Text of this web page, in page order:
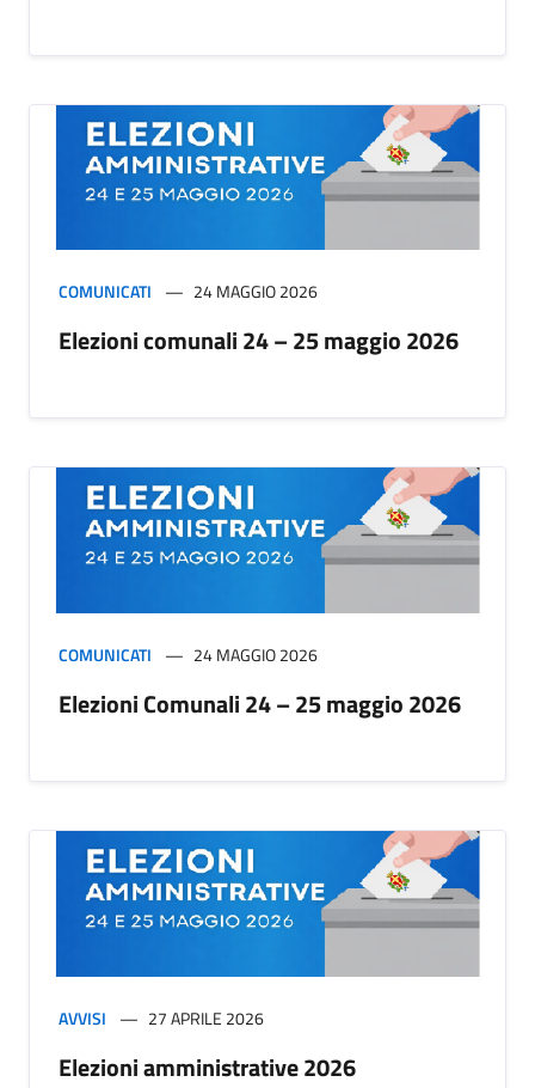
COMUNICATI 24 MAGGIO 2026
Elezioni comunali 24 – 25 maggio 2026
COMUNICATI 24 MAGGIO 2026
Elezioni Comunali 24 – 25 maggio 2026
AVVISI 27 APRILE 2026
Elezioni amministrative 2026